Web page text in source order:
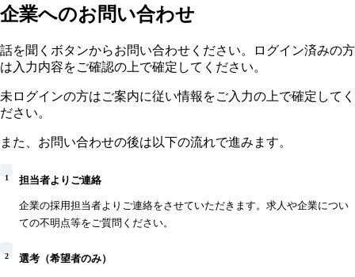
企業へのお問い合わせ
話を聞くボタンからお問い合わせください。ログイン済みの方
は入力内容をご確認の上で確定してください。
未ログインの方はご案内に従い情報をご入力の上で確定してく
ださい。
また、お問い合わせの後は以下の流れで進みます。
1 担当者よりご連絡
企業の採用担当者よりご連絡をさせていただきます。求人や企業につい
ての不明点等をご質問ください。
2 選考（希望者のみ）